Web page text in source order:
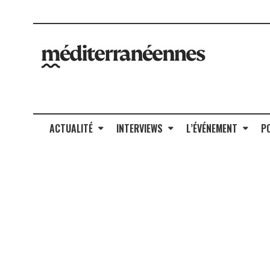
ACTUALITÉ INTERVIEWS L’ÉVÉNEMENT